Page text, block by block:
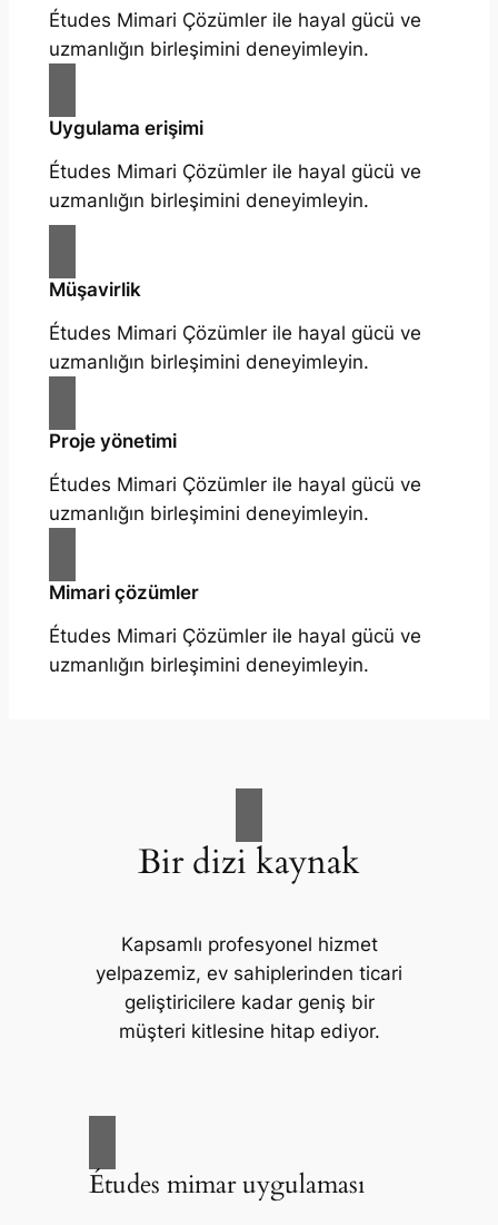
Études Mimari Çözümler ile hayal gücü ve
uzmanlığın birleşimini deneyimleyin.
Uygulama erişimi
Études Mimari Çözümler ile hayal gücü ve
uzmanlığın birleşimini deneyimleyin.
Müşavirlik
Études Mimari Çözümler ile hayal gücü ve
uzmanlığın birleşimini deneyimleyin.
Proje yönetimi
Études Mimari Çözümler ile hayal gücü ve
uzmanlığın birleşimini deneyimleyin.
Mimari çözümler
Études Mimari Çözümler ile hayal gücü ve
uzmanlığın birleşimini deneyimleyin.
Bir dizi kaynak
Kapsamlı profesyonel hizmet
yelpazemiz, ev sahiplerinden ticari
geliştiricilere kadar geniş bir
müşteri kitlesine hitap ediyor.
Études mimar uygulaması